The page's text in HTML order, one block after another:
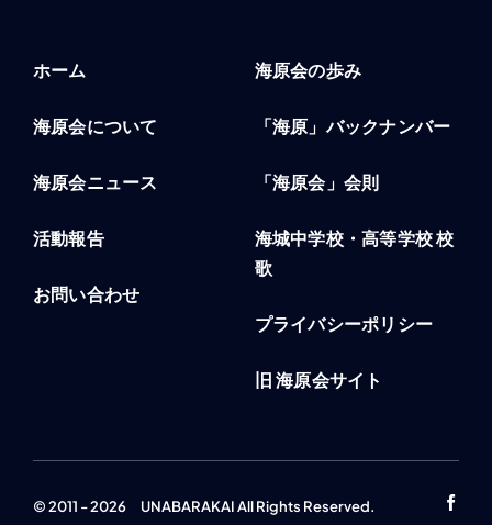
ホーム
海原会について
海原会ニュース
活動報告
お問い合わせ
海原会の歩み
「海原」バックナンバー
「海原会」会則
海城中学校・高等学校 校
歌
プライバシーポリシー
旧 海原会サイト
© 2011 - 2026 UNABARAKAI All Rights Reserved.